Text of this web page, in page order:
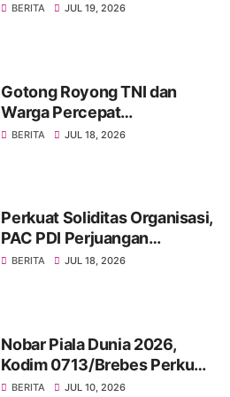
Rampung Dibangun, Simbol
BERITA JUL 19, 2026
Gotong Royong TNI dan
Warga Percepat
Pembangunan Jembatan
BERITA JUL 18, 2026
Perkuat Soliditas Organisasi,
PAC PDI Perjuangan
Bumiayu Gelar Silaturahmi
BERITA JUL 18, 2026
Nobar Piala Dunia 2026,
Kodim 0713/Brebes Perkuat
Kemanunggalan TNI-Rakyat
BERITA JUL 10, 2026